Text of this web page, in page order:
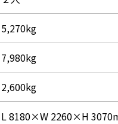
5,270kg
7,980kg
2,600kg
L 8180×W 2260×H